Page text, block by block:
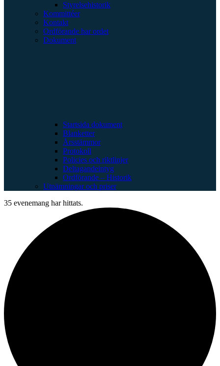
Styrelsehistorik
Kommittéer
Kontakt
Ordförande har ordet
Dokument
Startsida dokument
Blanketter
Årsstämmor
Protokoll
Policies och riktlinjer
Deltagandeintyg
Ordförande – Historik
Utnämningar och priser
35 evenemang har hittats.